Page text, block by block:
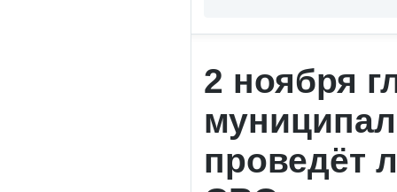
2 ноября
проведёт